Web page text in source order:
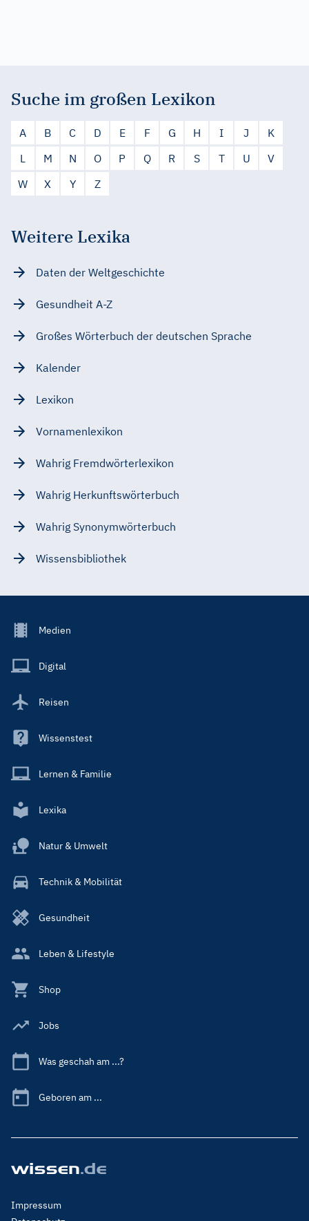
Suche im großen Lexikon
A B C D E F G H I J
K
L
M N O P Q R S T U
V
W
X Y Z
Weitere Lexika
Daten der Weltgeschichte
Gesundheit A-Z
Großes Wörterbuch der deutschen Sprache
Kalender
Lexikon
Vornamenlexikon
Wahrig Fremdwörterlexikon
Wahrig Herkunftswörterbuch
Wahrig Synonymwörterbuch
Wissensbibliothek
Footer
Main
Medien
Digital
Reisen
Wissenstest
Lernen & Familie
Lexika
Natur & Umwelt
Technik & Mobilität
Gesundheit
Leben & Lifestyle
Shop
Jobs
Was geschah am ...?
Geboren am ...
Footer
Impressum